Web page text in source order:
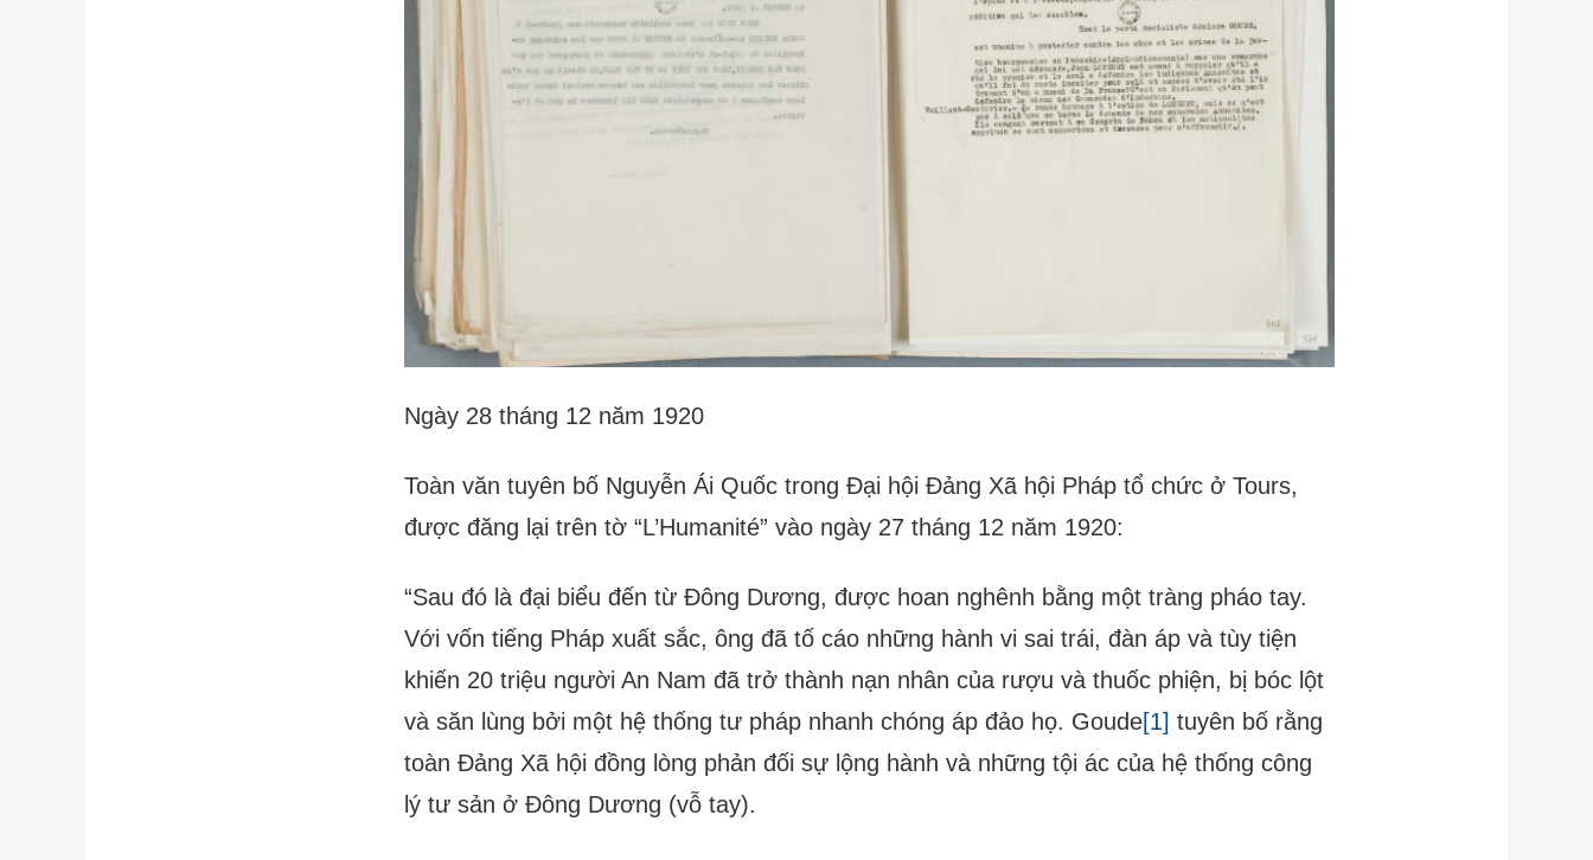
Ngày 28 tháng 12 năm 1920
Toàn văn tuyên bố Nguyễn Ái Quốc trong Đại hội Đảng Xã hội Pháp tổ chức ở Tours,
được đăng lại trên tờ “L’Humanité” vào ngày 27 tháng 12 năm 1920:
“Sau đó là đại biểu đến từ Đông Dương, được hoan nghênh bằng một tràng pháo tay.
Với vốn tiếng Pháp xuất sắc, ông đã tố cáo những hành vi sai trái, đàn áp và tùy tiện
khiến 20 triệu người An Nam đã trở thành nạn nhân của rượu và thuốc phiện, bị bóc lột
và săn lùng bởi một hệ thống tư pháp nhanh chóng áp đảo họ. Goude[1] tuyên bố rằng
toàn Đảng Xã hội đồng lòng phản đối sự lộng hành và những tội ác của hệ thống công
lý tư sản ở Đông Dương (vỗ tay).